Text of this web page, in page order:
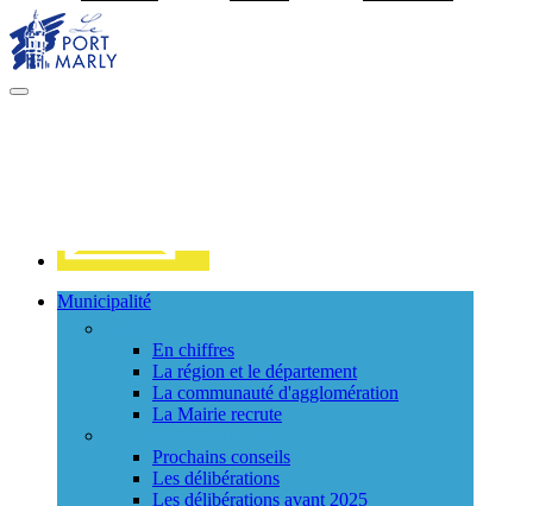
MENU
Municipalité
En chiffres
La région et le département
La communauté d'agglomération
La Mairie recrute
Prochains conseils
Les délibérations
Les délibérations avant 2025